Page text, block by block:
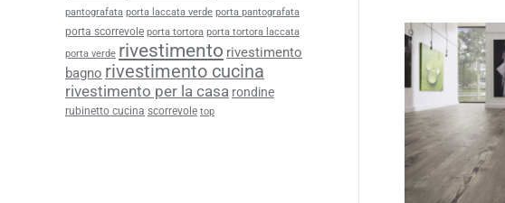
pantografata porta laccata verde porta pantografata
porta scorrevole porta tortora porta tortora laccata
porta verde rivestimento rivestimento
bagno rivestimento cucina
rivestimento per la casa rondine
rubinetto cucina scorrevole top